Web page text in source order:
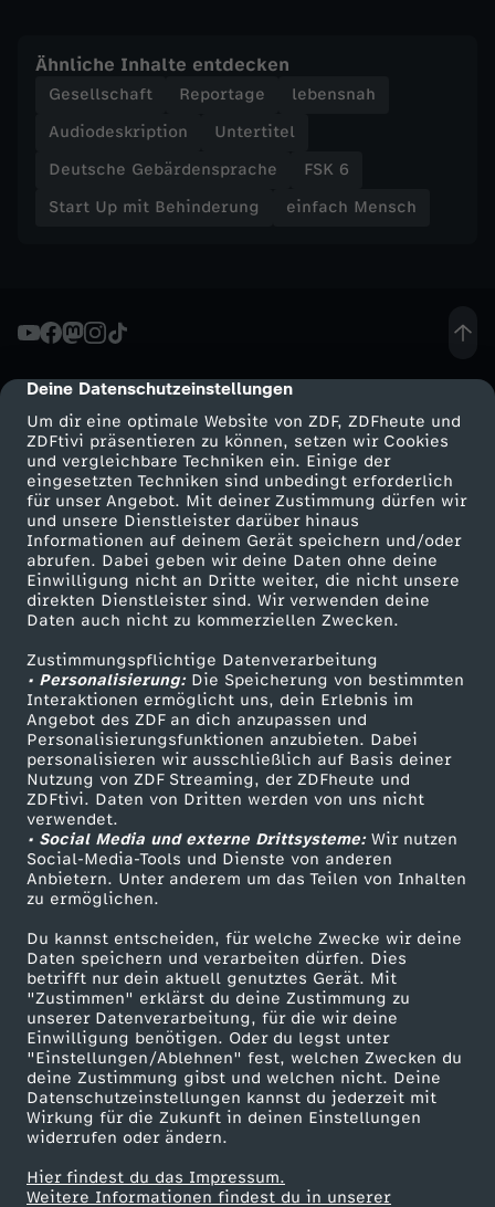
cmp-dialog-description
Deine Datenschutzeinstellungen
Um dir eine optimale Website von ZDF, ZDFheute und
ZDFtivi präsentieren zu können, setzen wir Cookies
und vergleichbare Techniken ein. Einige der
eingesetzten Techniken sind unbedingt erforderlich
für unser Angebot. Mit deiner Zustimmung dürfen wir
und unsere Dienstleister darüber hinaus
Informationen auf deinem Gerät speichern und/oder
abrufen. Dabei geben wir deine Daten ohne deine
Einwilligung nicht an Dritte weiter, die nicht unsere
direkten Dienstleister sind. Wir verwenden deine
Daten auch nicht zu kommerziellen Zwecken.
Zustimmungspflichtige Datenverarbeitung
• Personalisierung:Die Speicherung von bestimmten
Interaktionen ermöglicht uns, dein Erlebnis im
Angebot des ZDF an dich anzupassen und
Personalisierungsfunktionen anzubieten. Dabei
personalisieren wir ausschließlich auf Basis deiner
Nutzung von ZDF Streaming, der ZDFheute und
ZDFtivi. Daten von Dritten werden von uns nicht
verwendet.
• Social Media und externe Drittsysteme:Wir nutzen
Social-Media-Tools und Dienste von anderen
Anbietern. Unter anderem um das Teilen von Inhalten
zu ermöglichen.
Du kannst entscheiden, für welche Zwecke wir deine
Daten speichern und verarbeiten dürfen. Dies
betrifft nur dein aktuell genutztes Gerät. Mit
"Zustimmen" erklärst du deine Zustimmung zu
unserer Datenverarbeitung, für die wir deine
Einwilligung benötigen. Oder du legst unter
"Einstellungen/Ablehnen" fest, welchen Zwecken du
deine Zustimmung gibst und welchen nicht. Deine
Datenschutzeinstellungen kannst du jederzeit mit
Wirkung für die Zukunft in deinen Einstellungen
widerrufen oder ändern.
Hier findest du das Impressum.
Weitere Informationen findest du in unserer
:
S
e
n
,
w
a
s
m
ö
g
l
i
c
h
i
s
t
Ähnliche Inhalte entdecken
Gesellschaft Reportage
lebensnah
Audiodeskription
Untertitel
Deutsche Gebärdensprache
FSK 6
Start Up mit Behinderung
einfach Mensch
Mehr ZDF
ZDF-Apps
Smart TV
ZDFtext
Livestreams
Sendungen A-Z
TV-Programm
Service
ZDFmitreden
Kontakt zum ZDF
Tickets
Zuschauerservice
Hilfe
ZDF Unternehmen
Karriere
ZDF goes Schule
Werbefernsehen
Mainzelmännchen
Partner